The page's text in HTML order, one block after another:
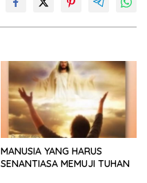
MANUSIA YANG HARUS
SENANTIASA MEMUJI TUHAN